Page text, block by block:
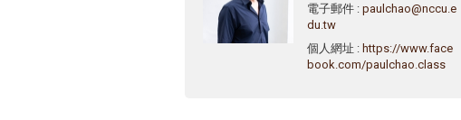
電子郵件 : paulchao@nccu.e
du.tw
個人網址 : https://www.face
book.com/paulchao.class